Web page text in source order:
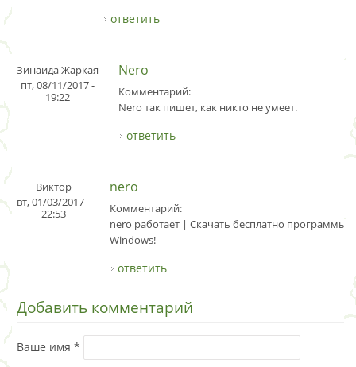
ответить
Зинаида Жаркая
пт, 08/11/2017 -
19:22
Nero
Комментарий:
Nero так пишет, как никто не умеет.
ответить
Виктор
вт, 01/03/2017 -
22:53
nero
Комментарий:
nero работает | Скачать бесплатно программы
Windows!
ответить
Добавить комментарий
Ваше имя *